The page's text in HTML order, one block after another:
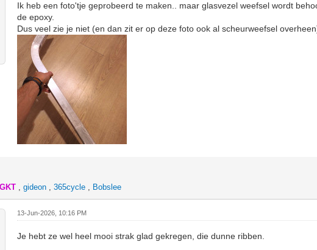
Ik heb een foto'tje geprobeerd te maken.. maar glasvezel weefsel wordt
de epoxy.
Dus veel zie je niet (en dan zit er op deze foto ook al scheurweefsel
,gideon ,365cycle , Bobslee
13-Jun-2026, 10:16 PM
Je hebt ze wel heel mooi strak glad gekregen, die dunne ribben.